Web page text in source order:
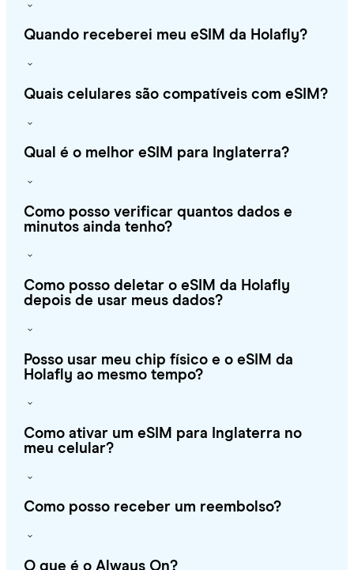
Quando receberei meu eSIM da Holafly?
Quais celulares são compatíveis com eSIM?
Qual é o melhor eSIM para Inglaterra?
Como posso verificar quantos dados e
minutos ainda tenho?
Como posso deletar o eSIM da Holafly
depois de usar meus dados?
Posso usar meu chip físico e o eSIM da
Holafly ao mesmo tempo?
Como ativar um eSIM para Inglaterra no
meu celular?
Como posso receber um reembolso?
O que é o Always On?